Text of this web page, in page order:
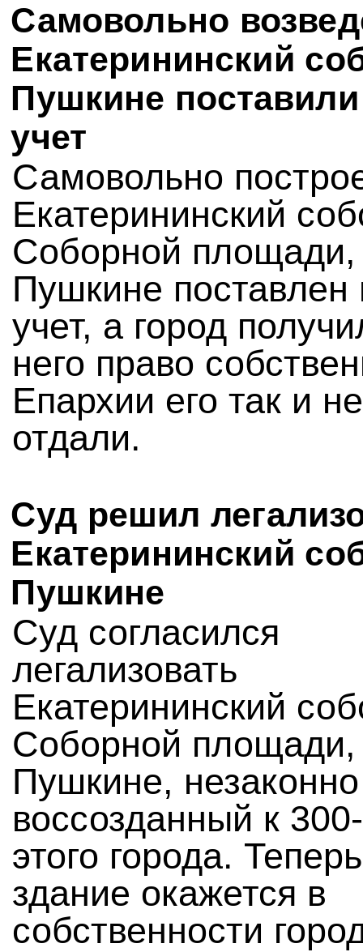
Самовольно
Екатерининский
Пушкине
учет
Самовольно
Екатерининский
Соборной площади,
Пушкине поставлен
учет, а город
него право
Епархии его так и не
отдали.
Суд решил
Екатерининский
Пушкине
Суд согласился
легализовать
Екатерининский
Соборной площади,
Пушкине, незаконно
воссозданный к
этого города. Теперь
здание окажется в
собственности